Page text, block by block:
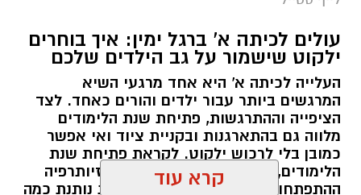
חדשותי? מצאתם טעות בכתבה? נשמח שתשתפו
אותנו
רשות הטבע והגנים מזמינה אתכם ללילות קסומים
תחת כיפת השמיים, עם חוויות טבע ייחודיות ברחבי
הארץ, מתצפיות מודרכות במטר הפרסאידים
ובגרמי שמיים, דרך סיורי לילה, שקיעות מדבריות
ולינה בחניוני הלילה ועד פעילויות לכל המשפחה
המחברות בין טבע, מדע ופליאה.
עולים לכיתה א' ברגל ימין: איך בוחרים
ילקוט שישמור על גב הילדים שלכם
העלייה לכיתה א' היא אחד מרגעי השיא
המרגשים ביותר עבור ילדים והורים כאחד. לצד
הציפייה וההתרגשות, פתיחת שנת הלימודים
מלווה גם בהתארגנות ובקניית ציוד ואי אפשר
כמובן בלי לרכוש ילקוט. לקראת פתיחת שנת
הלימודים, קלאודיה שמיר מנהלת הפיזיותרפיה
ההתפתחותית במחוז מרכז של כללית נותנת כמה